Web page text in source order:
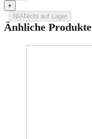
+
N/ANicht auf Lager
Änhliche Produkte